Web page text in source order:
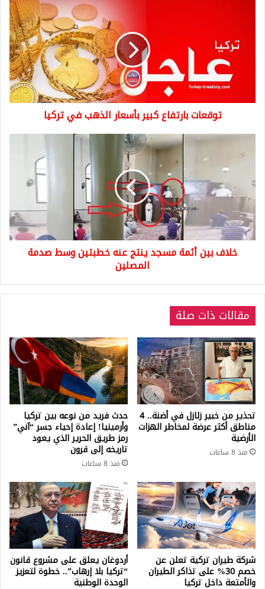
بأسعار
الذهب
توقعات بارتفاع كبير بأسعار الذهب في تركيا
مسجد
ينتج
عنه
خطبتين
وسط
صدمة
المصلينخلاف بين أئمة مسجد ينتج عنه خطبتين وسط صدمة
المصلين
مقالات ذات صلة
تحذير من خبير زلازل في أضنة.. 4
مناطق أكثر عرضة لمخاطر الهزات
الأرضية
منذ 8 ساعات
حدث فريد من نوعه بين تركيا
وأرمينيا! إعادة إحياء جسر “آني”
رمز طريق الحرير الذي يعود
تاريخه إلى قرون
منذ 8 ساعات
شركة طيران تركية تعلن عن
خصم 30% على تذاكر الطيران
والأمتعة داخل تركيا
أردوغان يعلق على مشروع قانون
“تركيا بلا إرهاب”.. خطوة لتعزيز
الوحدة الوطنية